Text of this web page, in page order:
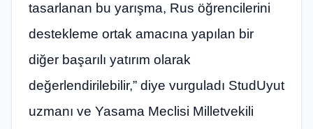
tasarlanan bu yarışma, Rus öğrencilerini
destekleme ortak amacına yapılan bir
diğer başarılı yatırım olarak
değerlendirilebilir,” diye vurguladı StudUyut
uzmanı ve Yasama Meclisi Milletvekili